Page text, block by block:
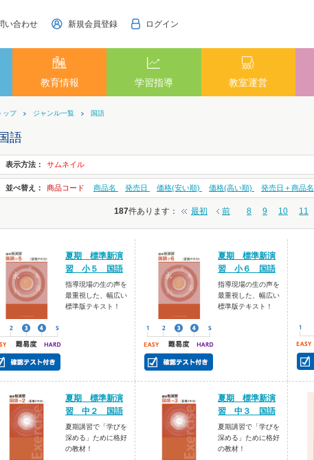
い合わせ 新規会員登録 ログイン
教育情報 学習指導 教室運営
ップ ジャンル一覧 国語
語
表示方法： サムネイル
並べ替え： 商品コード 商品名 発売日 価格(安い順) 価格(高い順) 発売日＋商品名
187件あります ： 最初 前 8 9 10 11
夏期 標準新演
習 小５ 国語
指導現場の生の声を
最重視した、幅広い
標準版テキスト！
夏期 標準新演
習 小６ 国語
指導現場の生の声を
最重視した、幅広い
標準版テキスト！
夏期 標準新演
習 中２ 国語
夏期講習で「学びを
深める」ために格好
の教材！
夏期 標準新演
習 中３ 国語
夏期講習で「学びを
深める」ために格好
の教材！